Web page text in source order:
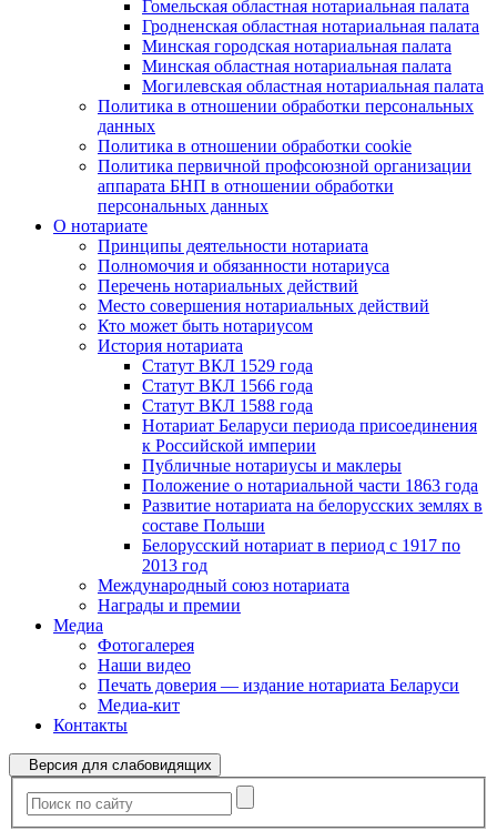
Гомельская областная нотариальная палата
Гродненская областная нотариальная палата
Минская городская нотариальная палата
Минская областная нотариальная палата
Могилевская областная нотариальная палата
Политика в отношении обработки персональных
данных
Политика в отношении обработки cookie
Политика первичной профсоюзной организации
аппарата БНП в отношении обработки
персональных данных
О нотариате
Принципы деятельности нотариата
Полномочия и обязанности нотариуса
Перечень нотариальных действий
Место совершения нотариальных действий
Кто может быть нотариусом
История нотариата
Статут ВКЛ 1529 года
Статут ВКЛ 1566 года
Статут ВКЛ 1588 года
Нотариат Беларуси периода присоединения
к Российской империи
Публичные нотариусы и маклеры
Положение о нотариальной части 1863 года
Развитие нотариата на белорусских землях в
составе Польши
Белорусский нотариат в период с 1917 по
2013 год
Международный союз нотариата
Награды и премии
Медиа
Фотогалерея
Наши видео
Печать доверия — издание нотариата Беларуси
Медиа-кит
Контакты
Версия для слабовидящих